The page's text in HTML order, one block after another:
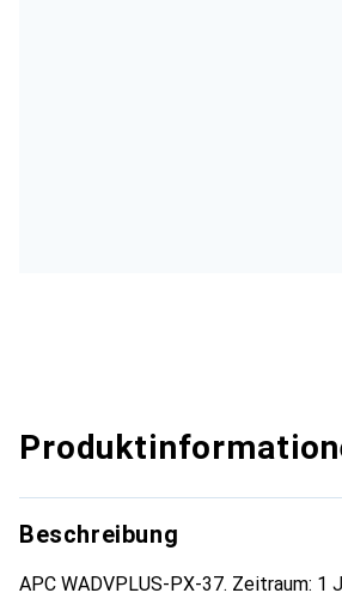
Beschreibung
APC WADVPLUS-PX-37. Zeitraum: 1